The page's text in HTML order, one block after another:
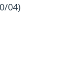
04)